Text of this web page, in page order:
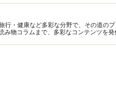
行・健康など多彩な分野で、その道の
み物コラムまで、多彩なコンテンツを